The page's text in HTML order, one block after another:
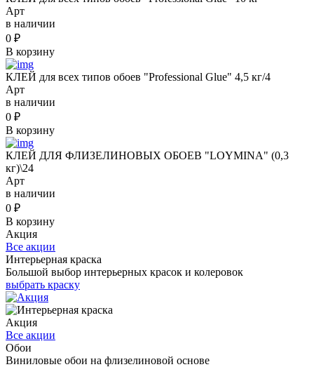
Арт
в наличии
0 ₽
В корзину
КЛЕЙ для всех типов обоев "Professional Glue" 4,5 кг/4
Арт
в наличии
0 ₽
В корзину
КЛЕЙ ДЛЯ ФЛИЗЕЛИНОВЫХ ОБОЕВ "LOYMINA" (0,3
кг)\24
Арт
в наличии
0 ₽
В корзину
Акция
Все акции
Интерьерная краска
Большой выбор интерьерных красок и колеровок
выбрать краску
Акция
Все акции
Обои
Виниловые обои на флизелиновой основе